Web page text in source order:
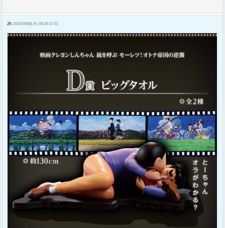
25: 2025/05/08(木) 08:28:27.92